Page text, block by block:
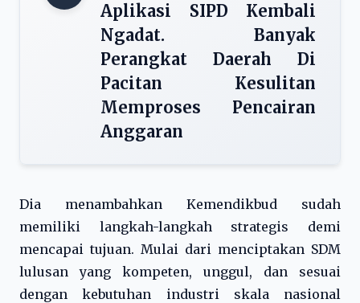
Aplikasi SIPD Kembali
Ngadat. Banyak
Perangkat Daerah Di
Pacitan Kesulitan
Memproses Pencairan
Anggaran
Dia menambahkan Kemendikbud sudah
memiliki langkah-langkah strategis demi
mencapai tujuan. Mulai dari menciptakan SDM
lulusan yang kompeten, unggul, dan sesuai
dengan kebutuhan industri skala nasional